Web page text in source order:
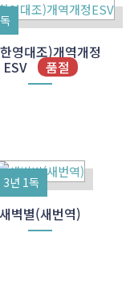
영대조)개역개정
ESV 품절
3년 1독
새벽별(새번역)